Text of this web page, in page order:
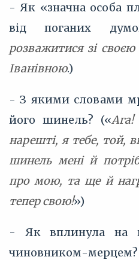
- Як «значна особа
від поганих
розважитися зі
Іванівною.)
- З якими словами
його шинель? («
нарешті, я тебе, той,
шинель мені й
про мою, та ще й
тепер свою!»)
- Як вплинула на
чиновником-